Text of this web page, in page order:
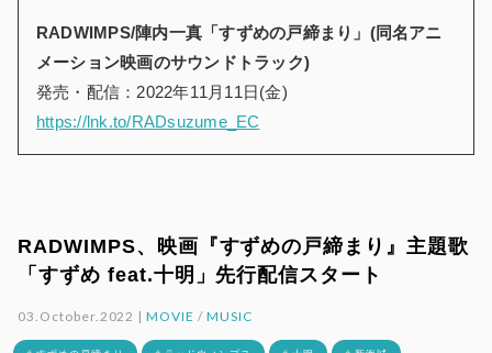
RADWIMPS/陣内一真「すずめの戸締まり」(同名アニ
メーション映画のサウンドトラック)
発売・配信：2022年11月11日(金)
https://lnk.to/RADsuzume_EC
RADWIMPS、映画『すずめの戸締まり』主題歌
「すずめ feat.十明」先行配信スタート
03.October.2022 |MOVIE / MUSIC